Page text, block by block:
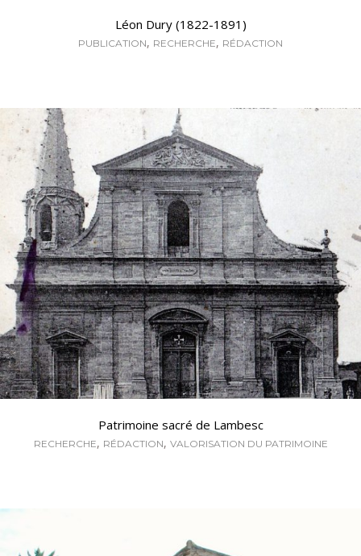
Léon Dury (1822-1891)
PUBLICATION, RECHERCHE, RÉDACTION
Patrimoine sacré de Lambesc
RECHERCHE, RÉDACTION, VALORISATION DU PATRIMOINE